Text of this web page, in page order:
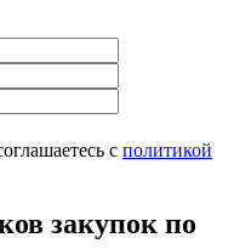
с политикой
закупок по